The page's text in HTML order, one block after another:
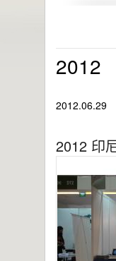
助力石
智慧工廠最
偉允
2012
2012.06.29
2012 印